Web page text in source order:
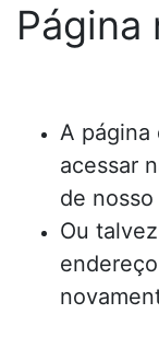
Página
A página
acessar
de nosso
Ou